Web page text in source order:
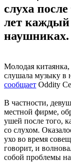
слуха
лет
наушниках.
Молодая китаянка,
слушала музыку в
сообщает Oddity
В частности,
местной фирме,
ушей после того,
со слухом.
ухо во время
говорит, и
собой проблемы на